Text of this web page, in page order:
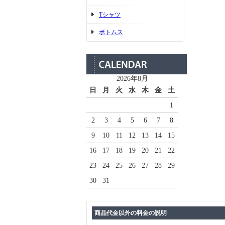
Tシャツ
ボトムス
2026年8月
日
月 火 水 木 金
土
1
2
3 4 5 6 7
8
9
10 11 12 13 14
15
16
17 18 19 20 21
22
23
24 25 26 27 28
29
30
31
商品代金以外の料金の説明